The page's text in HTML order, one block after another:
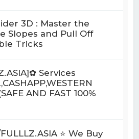
3D : Master the
Slopes and Pull Off
Tricks
Services
AND FAST 100%
⭐️ We Buy